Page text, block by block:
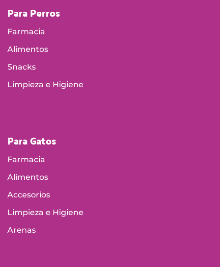
Para Perros
Farmacia
Alimentos
Snacks
Limpieza e Higiene
Para Gatos
Farmacia
Alimentos
Accesorios
Limpieza e Higiene
Arenas